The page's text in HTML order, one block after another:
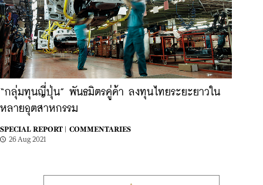
“กลุ่มทุนญี่ปุ่น” พันธมิตรคู่ค้า ลงทุนไทยระยะยาวใน
หลายอุตสาหกรรม
SPECIAL REPORT |
COMMENTARIES
26 Aug 2021